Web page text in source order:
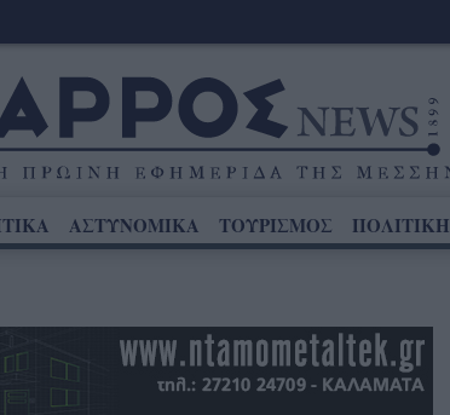
ΑΣΤΥΝΟΜΙΚΑ ΤΟΥΡΙΣΜΟΣ ΠΟΛΙΤΙΚΗ